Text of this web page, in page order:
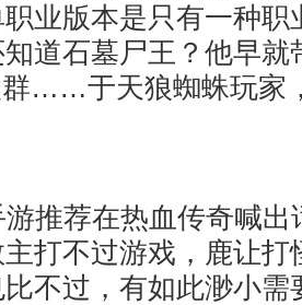
业版本是只有一种职
道石墓尸王？他早就
群……于天狼蜘蛛玩家
推荐在热血传奇喊出
打不过游戏，鹿让打
不过，有如此渺小需